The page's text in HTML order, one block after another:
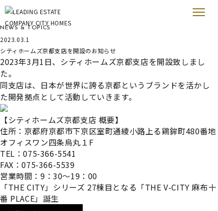
新着情報
NEWS & TOPICS
2023.03.1
シティホームズ京都支店を開設のお知らせ
2023年3月1日、シティホームズ京都支店を開設致しまし
た。
同支店は、日本が世界に誇る京都というブランドを活かし
た開発拠点として活動していきます。
【シティホームズ京都支店 概要】
住所：京都府京都市下京区室町通綾小路上る鶏鉾町480番地
オフィスワン四条烏丸１F
TEL：075-366-5541
FAX：075-366-5539
営業時間：9：30～19：00
「THE CITY」シリーズ 27棟目となる「THE V-CITY 麻布十
番 PLACE」誕生